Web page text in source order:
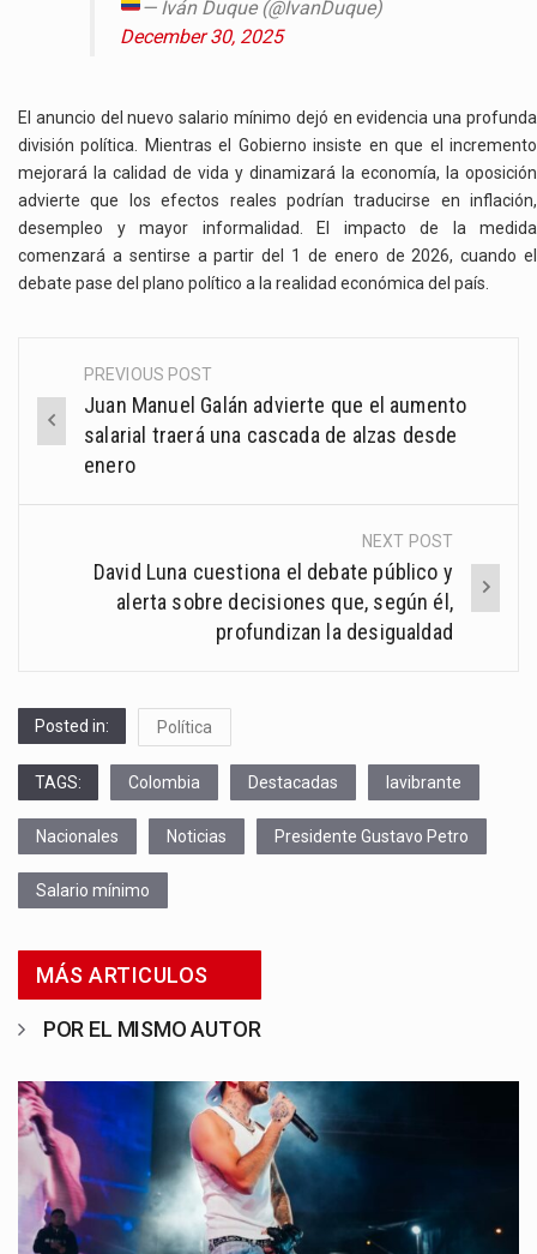
— Iván Duque(@IvanDuque)
December 30, 2025
El anuncio del nuevo salario mínimo dejó en evidencia una profunda
división política. Mientras el Gobierno insiste en que el incremento
mejorará la calidad de vida y dinamizará la economía, la oposición
advierte que los efectos reales podrían traducirse en inflación,
desempleo y mayor informalidad. El impacto de la medida
comenzará a sentirse a partir del 1 de enero de 2026, cuando el
debate pase del plano político a la realidad económica del país.
Post
navigation
PREVIOUS POST
Juan Manuel Galán advierte que el aumento
salarial traerá una cascada de alzas desde
enero
NEXT POST
David Luna cuestiona el debate público y
alerta sobre decisiones que, según él,
profundizan la desigualdad
Posted in: Política
TAGS: Colombia Destacadas lavibrante
Nacionales Noticias Presidente Gustavo Petro
Salario mínimo
MÁS ARTICULOS
POR EL MISMO AUTOR